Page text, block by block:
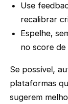
Use
recalibrar
Espelhe,
no score de
Se possível,
plataformas
sugerem